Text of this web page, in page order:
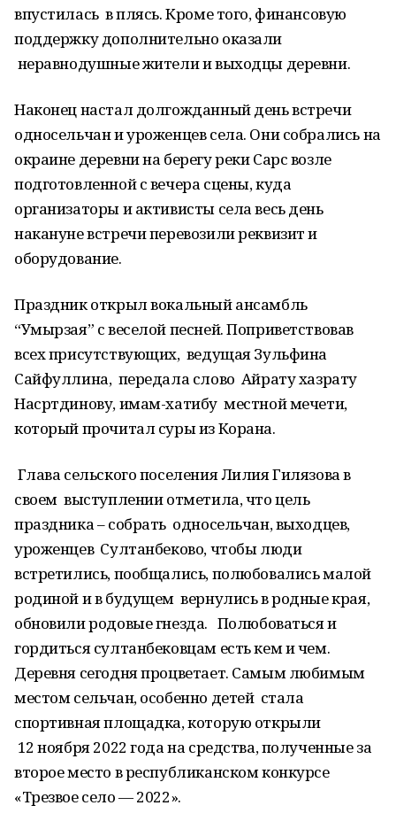
впустилась в плясь. Кроме того, финансовую
поддержку дополнительно оказали
неравнодушные жители и выходцы деревни.
Наконец настал долгожданный день встречи
односельчан и уроженцев села. Они собрались на
окраине деревни на берегу реки Сарс возле
подготовленной с вечера сцены, куда
организаторы и активисты села весь день
накануне встречи перевозили реквизит и
оборудование.
Праздник открыл вокальный ансамбль
“Умырзая” с веселой песней. Поприветствовав
всех присутствующих, ведущая Зульфина
Сайфуллина, передала слово Айрату хазрату
Насртдинову, имам-хатибу местной мечети,
который прочитал суры из Корана.
Глава сельского поселения Лилия Гилязова в
своем выступлении отметила, что цель
праздника – собрать односельчан, выходцев,
уроженцев Султанбеково, чтобы люди
встретились, пообщались, полюбовались малой
родиной и в будущем вернулись в родные края,
обновили родовые гнезда. Полюбоваться и
гордиться султанбековцам есть кем и чем.
Деревня сегодня процветает. Самым любимым
местом сельчан, особенно детей стала
спортивная площадка, которую открыли
12 ноября 2022 года на средства, полученные за
второе место в республиканском конкурсе
«Трезвое село — 2022».